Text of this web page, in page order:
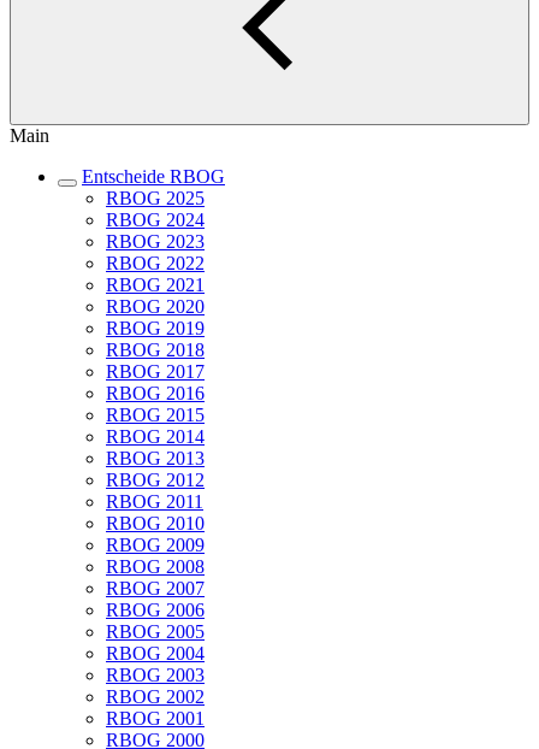
Main
Entscheide RBOG
RBOG 2025
RBOG 2024
RBOG 2023
RBOG 2022
RBOG 2021
RBOG 2020
RBOG 2019
RBOG 2018
RBOG 2017
RBOG 2016
RBOG 2015
RBOG 2014
RBOG 2013
RBOG 2012
RBOG 2011
RBOG 2010
RBOG 2009
RBOG 2008
RBOG 2007
RBOG 2006
RBOG 2005
RBOG 2004
RBOG 2003
RBOG 2002
RBOG 2001
RBOG 2000